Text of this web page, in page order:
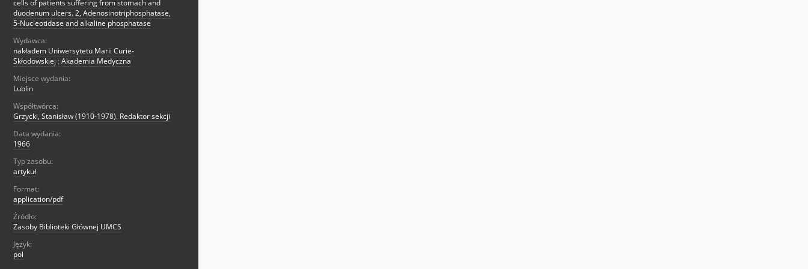
cells of patients suffering from stomach and
duodenum ulcers. 2, Adenosinotriphosphatase,
5-Nucleotidase and alkaline phosphatase
Wydawca:
nakładem Uniwersytetu Marii Curie-
Skłodowskiej ; Akademia Medyczna
Miejsce wydania:
Lublin
Współtwórca:
Grzycki, Stanisław (1910-1978). Redaktor sekcji
Data wydania:
1966
Typ zasobu:
artykuł
Format:
application/pdf
Źródło:
Zasoby Biblioteki Głównej UMCS
Język:
pol